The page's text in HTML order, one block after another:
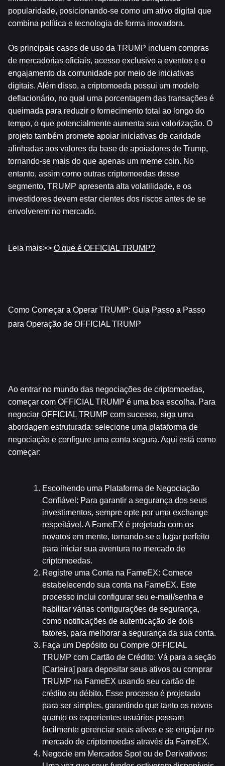
popularidade, posicionando-se como um ativo digital que
combina política e tecnologia de forma inovadora.
Os principais casos de uso da TRUMP incluem compras
de mercadorias oficiais, acesso exclusivo a eventos e o
engajamento da comunidade por meio de iniciativas
digitais. Além disso, a criptomoeda possui um modelo
deflacionário, no qual uma porcentagem das transações é
queimada para reduzir o fornecimento total ao longo do
tempo, o que potencialmente aumenta sua valorização. O
projeto também promete apoiar iniciativas de caridade
alinhadas aos valores da base de apoiadores de Trump,
tornando-se mais do que apenas um meme coin. No
entanto, assim como outras criptomoedas desse
segmento, TRUMP apresenta alta volatilidade, e os
investidores devem estar cientes dos riscos antes de se
envolverem no mercado.
Leia mais>> O que é OFFICIAL TRUMP?
Como Começar a Operar TRUMP: Guia Passo a Passo
para Operação de OFFICIAL TRUMP
Ao entrar no mundo das negociações de criptomoedas,
começar com OFFICIAL TRUMP é uma boa escolha. Para
negociar OFFICIAL TRUMP com sucesso, siga uma
abordagem estruturada: selecione uma plataforma de
negociação e configure uma conta segura. Aqui está como
começar:
Escolhendo uma Plataforma de Negociação
Confiável : Para garantir a segurança dos seus
investimentos, sempre opte por uma exchange
respeitável. A FameEX é projetada com os
novatos em mente, tornando-se o lugar perfeito
para iniciar sua aventura no mercado de
criptomoedas.
Registre uma Conta na FameEX: Comece
estabelecendo sua conta na FameEX. Este
processo inclui configurar seu e-mail/senha e
habilitar várias configurações de segurança,
como notificações de autenticação de dois
fatores, para melhorar a segurança da sua conta.
Faça um Depósito ou Compre OFFICIAL
TRUMP com Cartão de Crédito: Vá para a seção
[Carteira] para depositar seus ativos ou comprar
TRUMP na FameEX usando seu cartão de
crédito ou débito. Esse processo é projetado
para ser simples, garantindo que tanto os novos
quanto os experientes usuários possam
facilmente gerenciar seus ativos e se engajar no
mercado de criptomoedas através da FameEX.
Negocie em Mercados Spot ou de Derivativos: